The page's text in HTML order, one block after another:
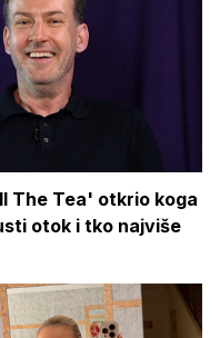
The Tea' otkrio koga
otok i tko najviše